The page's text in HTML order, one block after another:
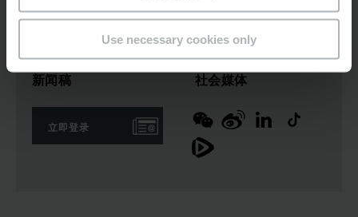
Use necessary cookies only
新闻稿
立即登录
社会媒体